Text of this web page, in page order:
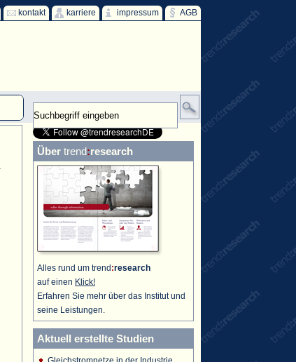
AGB
impressum
karriere
kontakt
Über trend:research
Alles rund um trend :research
auf einen Klick!
Erfahren Sie mehr über das Institut und
seine Leistungen.
Aktuell erstellte Studien